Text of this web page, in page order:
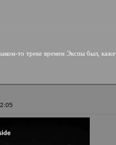
то треке времен Экспы был,